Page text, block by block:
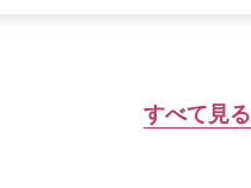
すべて見る